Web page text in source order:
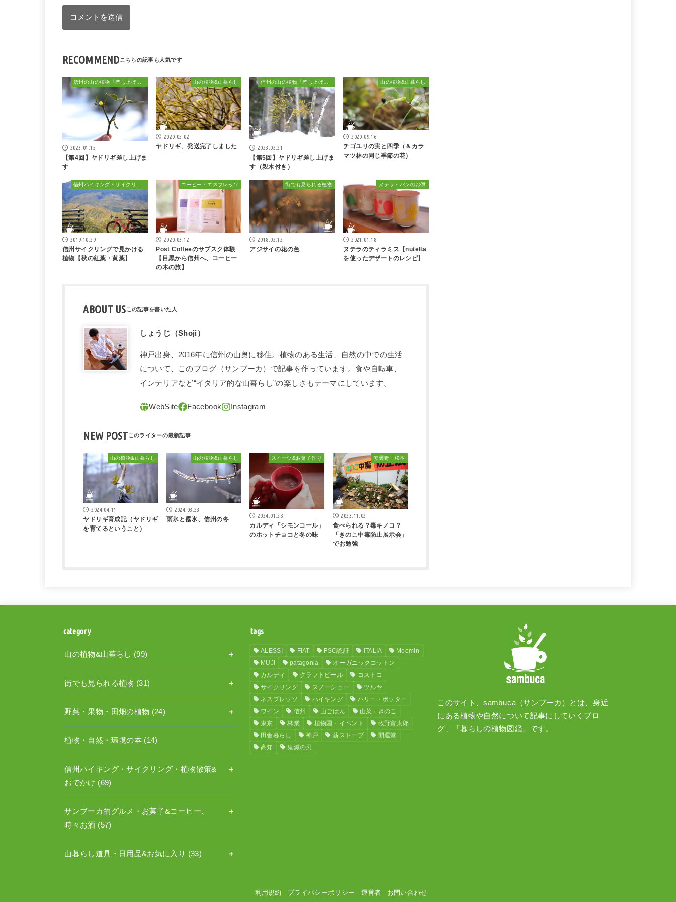
RECOMMEND
信州の山の植物「差し上げます」
2023.01.15
【第4回】ヤドリギ差し上げま
す
山の植物&山暮らし
2020.05.02
ヤドリギ、発送完了しました 2023.02.21
【第5回】ヤドリギ差し上げま
す（親木付き）
山の植物&山暮らし
2020.09.16
チゴユリの実と四季（＆カラ
マツ林の同じ季節の花）
2019.10.29
信州サイクリングで見かける
植物【秋の紅葉・黄葉】
コーヒー・エスプレッソ
2020.03.12
Post Coffeeのサブスク体験
【目黒から信州へ、コーヒー
の木の旅】
街でも見られる植物
2018.02.12
アジサイの花の色
ヌテラ・パンのお供
2021.01.18
ヌテラのティラミス【nutella
を使ったデザートのレシピ】
ABOUT US
しょうじ（Shoji）
神戸出身、2016年に信州の山奥に移住。植物のある生活、自然の中での生活
について、このブログ（サンブーカ）で記事を作っています。食や自転車、
インテリアなど“イタリア的な山暮らし”の楽しさもテーマにしています。
NEW POST
山の植物&山暮らし
2024.04.11
ヤドリギ育成記（ヤドリギ
を育てるということ）
山の植物&山暮らし
2024.03.23
雨氷と霧氷、信州の冬
スイーツ&お菓子作り
2024.01.28
カルディ「シモンコール」
のホットチョコと冬の味
安曇野・松本
2023.11.02
食べられる？毒キノコ？
「きのこ中毒防止展示会」
でお勉強
category
山の植物&山暮らし (99)
街でも見られる植物 (31)
野菜・果物・田畑の植物 (24)
植物・自然・環境の本 (14)
信州ハイキング・サイクリング・植物散策&
おでかけ (69)
サンブーカ的グルメ・お菓子&コーヒー、
時々お酒 (57)
山暮らし道具・日用品&お気に入り (33)
tags
ALESSI FIAT FSC認証 ITALIA
Moomin
MUJI
patagonia
オーガニックコットン
カルディ
クラフトビール
コストコ
サイクリング
スノーシュー
ツルヤ
ネスプレッソ
ハイキング
ハリー・ポッター
ワイン
信州 山ごはん
山菜・きのこ
東京
林業 植物園・イベント
牧野富太郎
田舎暮らし
神戸 薪ストーブ
開運堂
高知
鬼滅の刃
このサイト、sambuca（サンブーカ）とは、身近
にある植物や自然について記事にしていくブロ
グ、「暮らしの植物図鑑」です。
利用規約 プライバシーポリシー 運営者 お問い合わせ